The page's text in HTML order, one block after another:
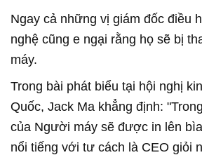
Ngay cả những vị giám đốc điều
nghệ cũng e ngại rằng họ sẽ bị
máy.
Trong bài phát biểu tại hội nghị
Quốc, Jack Ma khẳng định:
của Người máy sẽ được in lên
nổi tiếng với tư cách là CEO giỏi